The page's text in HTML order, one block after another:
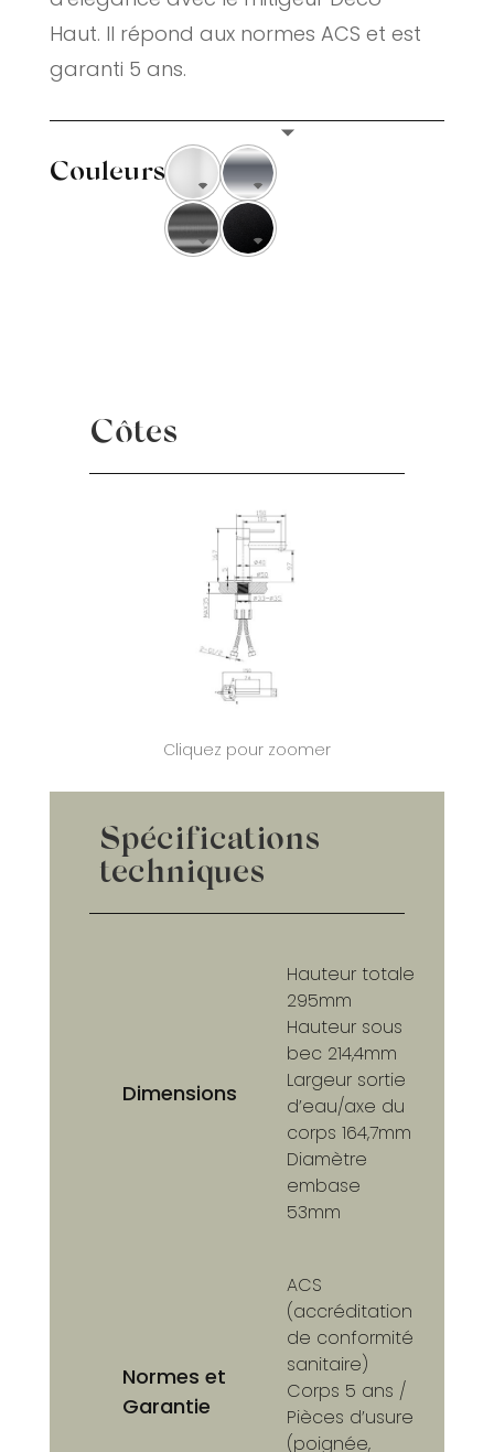
Haut. Il répond aux normes ACS et est
garanti 5 ans.
Couleurs
Côtes
Cliquez pour zoomer
Spécifications
techniques
Dimensions
Hauteur totale
295mm
Hauteur sous
bec 214,4mm
Largeur sortie
d’eau/axe du
corps 164,7mm
Diamètre
embase
53mm
Normes et
Garantie
ACS
(accréditation
de conformité
sanitaire)
Corps 5 ans /
Pièces d’usure
(poignée,